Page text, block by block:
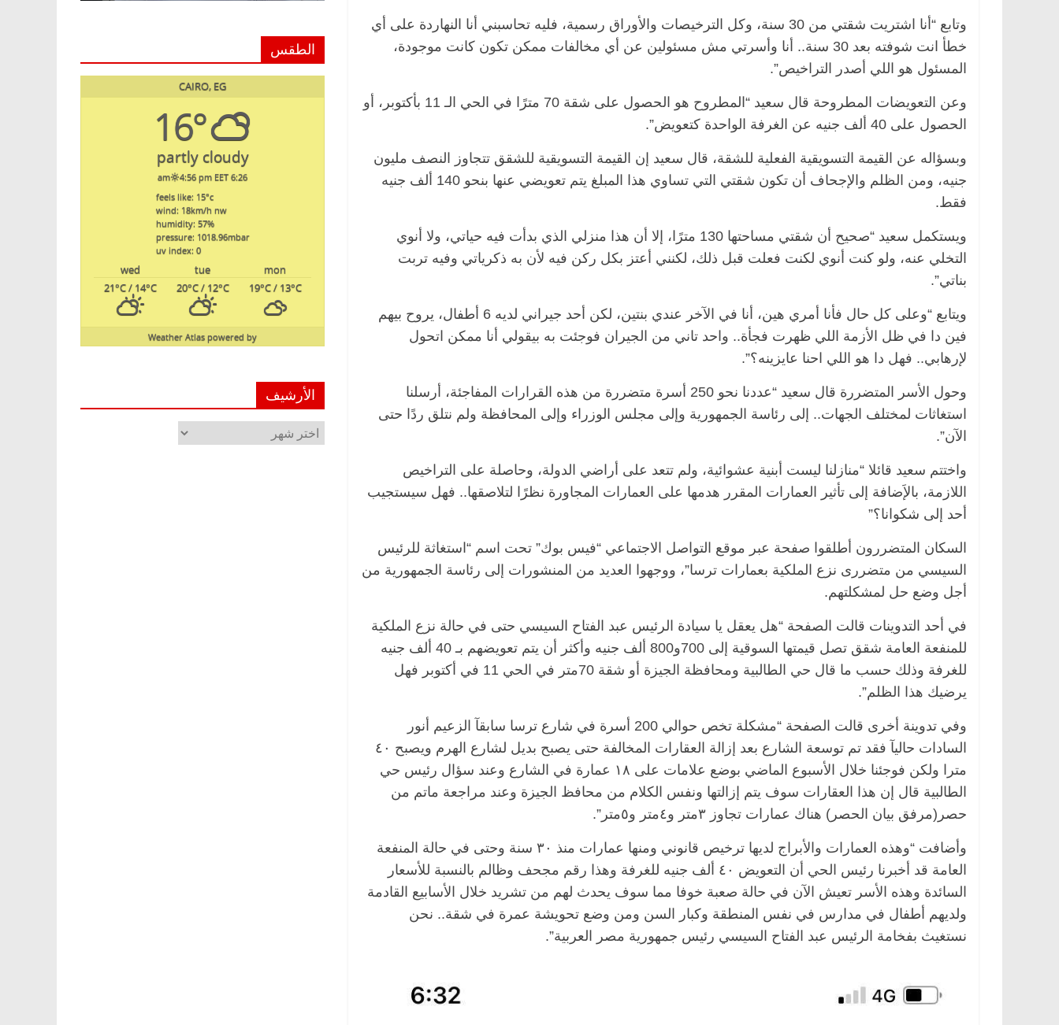
وتابع “أنا اشتريت شقتي من 30 سنة، وكل الترخيصات والأوراق رسمية، فليه تحاسبني أنا النهاردة على أي
خطأ انت شوفته بعد 30 سنة.. أنا وأسرتي مش مسئولين عن أي مخالفات ممكن تكون كانت موجودة،
المسئول هو اللي أصدر التراخيص”.
وعن التعويضات المطروحة قال سعيد “المطروح هو الحصول على شقة 70 مترًا في الحي الـ 11 بأكتوبر، أو
الحصول على 40 ألف جنيه عن الغرفة الواحدة كتعويض”.
وبسؤاله عن القيمة التسويقية الفعلية للشقة، قال سعيد إن القيمة التسويقية للشقق تتجاوز النصف مليون
جنيه، ومن الظلم والإجحاف أن تكون شقتي التي تساوي هذا المبلغ يتم تعويضي عنها بنحو 140 ألف جنيه
فقط.
ويستكمل سعيد “صحيح أن شقتي مساحتها 130 مترًا، إلا أن هذا منزلي الذي بدأت فيه حياتي، ولا أنوي
التخلي عنه، ولو كنت أنوي لكنت فعلت قبل ذلك، لكنني أعتز بكل ركن فيه لأن به ذكرياتي وفيه تربت
بناتي”.
ويتابع “وعلى كل حال فأنا أمري هين، أنا في الآخر عندي بنتين، لكن أحد جيراني لديه 6 أطفال، يروح بيهم
فين دا في ظل الأزمة اللي ظهرت فجأة.. واحد تاني من الجيران فوجئت به بيقولي أنا ممكن اتحول
لإرهابي.. فهل دا هو اللي احنا عايزينه؟”.
وحول الأسر المتضررة قال سعيد “عددنا نحو 250 أسرة متضررة من هذه القرارات المفاجئة، أرسلنا
استغاثات لمختلف الجهات.. إلى رئاسة الجمهورية وإلى مجلس الوزراء وإلى المحافظة ولم نتلق ردًا حتى
الآن”.
واختتم سعيد قائلا “منازلنا ليست أبنية عشوائية، ولم تتعد على أراضي الدولة، وحاصلة على التراخيص
اللازمة، بالإَضافة إلى تأثير العمارات المقرر هدمها على العمارات المجاورة نظرًا لتلاصقها.. فهل سيستجيب
أحد إلى شكوانا؟”
السكان المتضررون أطلقوا صفحة عبر موقع التواصل الاجتماعي “فيس بوك” تحت اسم “استغاثة للرئيس
السيسي من متضررى نزع الملكية بعمارات ترسا”، ووجهوا العديد من المنشورات إلى رئاسة الجمهورية من
أجل وضع حل لمشكلتهم.
في أحد التدوينات قالت الصفحة “هل يعقل يا سيادة الرئيس عبد الفتاح السيسي حتى في حالة نزع الملكية
للمنفعة العامة شقق تصل قيمتها السوقية إلى 700و800 ألف جنيه وأكثر أن يتم تعويضهم بـ 40 ألف جنيه
للغرفة وذلك حسب ما قال حي الطالبية ومحافظة الجيزة أو شقة 70متر في الحي 11 في أكتوبر فهل
يرضيك هذا الظلم”.
وفي تدوينة أخرى قالت الصفحة “مشكلة تخص حوالي 200 أسرة في شارع ترسا سابقآ الزعيم أنور
السادات حاليآ فقد تم توسعة الشارع بعد إزالة العقارات المخالفة حتى يصبح بديل لشارع الهرم ويصبح ٤٠
مترا ولكن فوجئنا خلال الأسبوع الماضي بوضع علامات على ١٨ عمارة في الشارع وعند سؤال رئيس حي
الطالبية قال إن هذا العقارات سوف يتم إزالتها ونفس الكلام من محافظ الجيزة وعند مراجعة ماتم من
حصر(مرفق بيان الحصر) هناك عمارات تجاوز ٣متر و٤متر و٥متر”.
وأضافت “وهذه العمارات والأبراج لديها ترخيص قانوني ومنها عمارات منذ ٣٠ سنة وحتى في حالة المنفعة
العامة قد أخبرنا رئيس الحي أن التعويض ٤٠ ألف جنيه للغرفة وهذا رقم مجحف وظالم بالنسبة للأسعار
السائدة وهذه الأسر تعيش الآن في حالة صعبة خوفا مما سوف يحدث لهم من تشريد خلال الأسابيع القادمة
ولديهم أطفال في مدارس في نفس المنطقة وكبار السن ومن وضع تحويشة عمرة في شقة.. نحن
نستغيث بفخامة الرئيس عبد الفتاح السيسي رئيس جمهورية مصر العربية”.
الطقس
CAIRO, EG
16°
partly cloudy
6:26 am
4:56 pm EET
feels like: 15°c
wind: 18km/h nw
humidity: 57%
pressure: 1018.96mbar
uv index: 0
mon
tue
wed
19°C/ 13°C
20°C/ 12°C
21°C/ 14°C
powered by
Weather Atlas
الأرشيف
الأرشيف